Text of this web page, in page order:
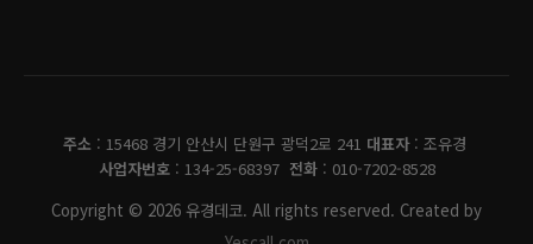
주소 : 15468 경기 안산시 단원구 광덕2로 241 대표자: 조유경
사업자번호: 134-25-68397 전화: 010-7202-8528
Copyright © 2026 유경데코. All rights reserved. Created by